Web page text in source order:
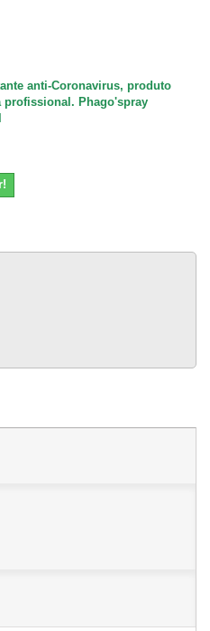
anti-Coronavirus, produto
profissional. Phago'spray